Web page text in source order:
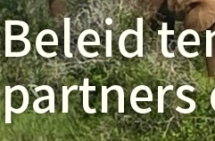
Beleid
partners